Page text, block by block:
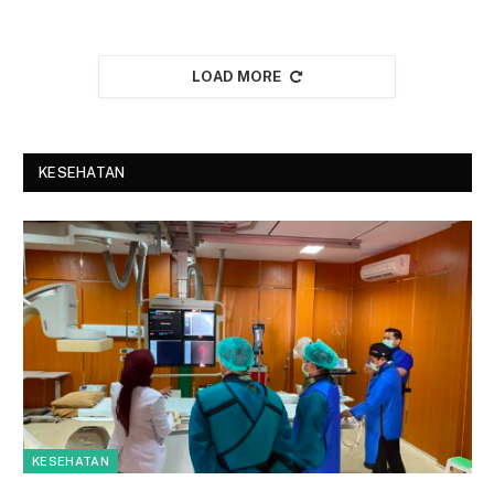
LOAD MORE
KESEHATAN
KESEHATAN